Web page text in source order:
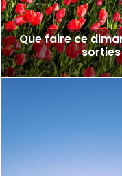
Que faire ce